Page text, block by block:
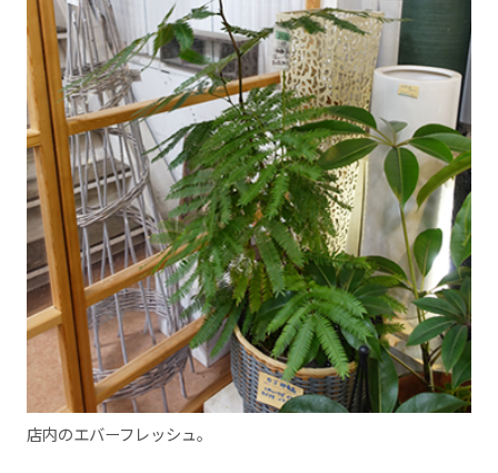
店内のエバーフレッシュ。